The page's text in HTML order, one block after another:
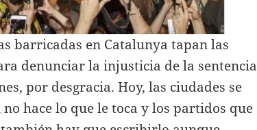
barricadas en Catalunya tapan las
denunciar la injusticia de la sentencia
por desgracia. Hoy, las ciudades se
hace lo que le toca y los partidos que